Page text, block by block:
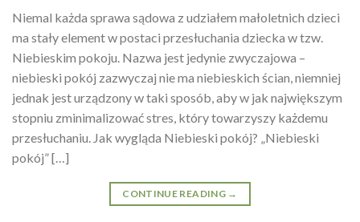
Niemal każda sprawa sądowa z udziałem małoletnich dzieci
ma stały element w postaci przesłuchania dziecka w tzw.
Niebieskim pokoju. Nazwa jest jedynie zwyczajowa –
niebieski pokój zazwyczaj nie ma niebieskich ścian, niemniej
jednak jest urządzony w taki sposób, aby w jak największym
stopniu zminimalizować stres, który towarzyszy każdemu
przesłuchaniu. Jak wygląda Niebieski pokój? „Niebieski
pokój” […]
CONTINUE READING →